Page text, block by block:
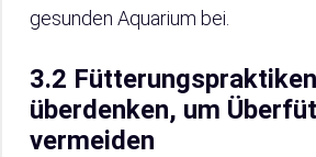
gesunden Aquarium bei.
3.2 Fütterungspraktiken
überdenken, um
vermeiden